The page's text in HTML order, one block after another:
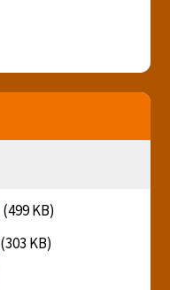
(499 KB)
(303 KB)